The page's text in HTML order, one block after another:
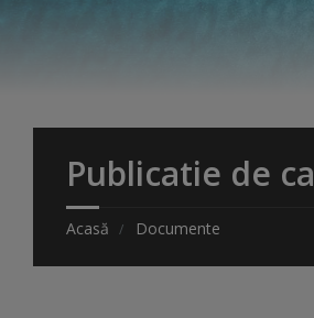
Publicatie de
Acasă Documente